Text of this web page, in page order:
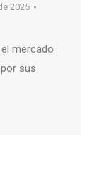
2025
mercado
sus